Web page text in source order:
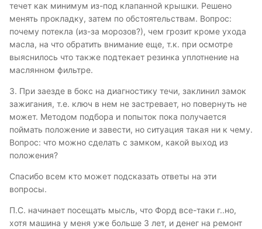
течет как минимум из-под клапанной крышки. Решено
менять прокладку, затем по обстоятельствам. Вопрос:
почему потекла (из-за морозов?), чем грозит кроме ухода
масла, на что обратить внимание еще, т.к. при осмотре
выяснилось что также подтекает резинка уплотнение на
маслянном фильтре.
3. При заезде в бокс на диагностику течи, заклинил замок
зажигания, т.е. ключ в нем не застревает, но повернуть не
может. Методом подбора и попыток пока получается
поймать положение и завести, но ситуация такая ни к чему.
Вопрос: что можно сделать с замком, какой выход из
положения?
Спасибо всем кто может подсказать ответы на эти
вопросы.
П.С. начинает посещать мысль, что Форд все-таки г..но,
хотя машина у меня уже больше 3 лет, и денег на ремонт